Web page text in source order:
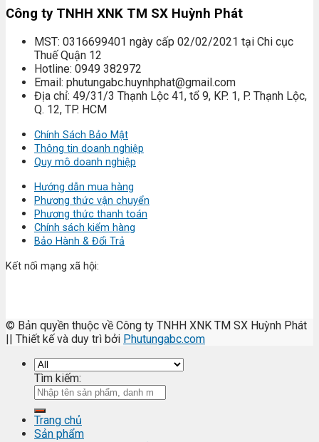
Công ty TNHH XNK TM SX Huỳnh Phát
MST: 0316699401 ngày cấp 02/02/2021 tại Chi cục
Thuế Quận 12
Hotline: 0949 382972
Email: phutungabc.huynhphat@gmail.com
Địa chỉ: 49/31/3 Thạnh Lộc 41, tổ 9, KP. 1, P. Thạnh Lộc,
Q. 12, TP. HCM
Chính Sách Bảo Mật
Thông tin doanh nghiệp
Quy mô doanh nghiệp
Hướng dẫn mua hàng
Phương thức vận chuyển
Phương thức thanh toán
Chính sách kiểm hàng
Bảo Hành & Đổi Trả
Kết nối mạng xã hội:
© Bản quyền thuộc về Công ty TNHH XNK TM SX Huỳnh Phát
|| Thiết kế và duy trì bởi Phutungabc.com
Tìm kiếm:
Trang chủ
Sản phẩm